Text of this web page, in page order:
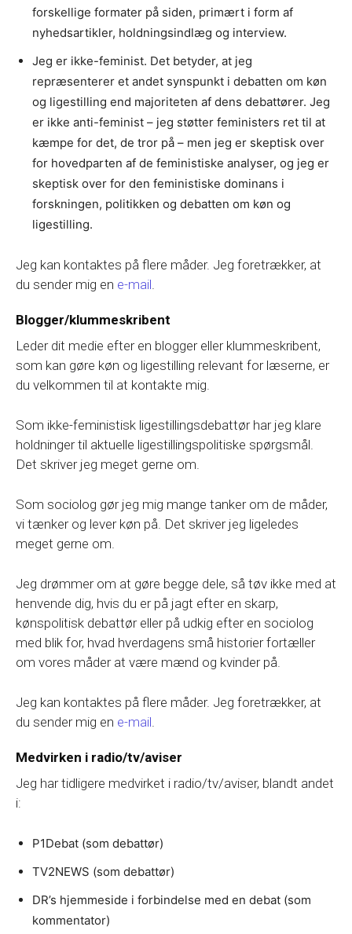
forskellige formater på siden, primært i form af
nyhedsartikler, holdningsindlæg og interview.
Jeg er ikke-feminist. Det betyder, at jeg
repræsenterer et andet synspunkt i debatten om køn
og ligestilling end majoriteten af dens debattører. Jeg
er ikke anti-feminist – jeg støtter feministers ret til at
kæmpe for det, de tror på – men jeg er skeptisk over
for hovedparten af de feministiske analyser, og jeg er
skeptisk over for den feministiske dominans i
forskningen, politikken og debatten om køn og
ligestilling.
Jeg kan kontaktes på flere måder. Jeg foretrækker, at
du sender mig en e-mail.
Blogger/klummeskribent
Leder dit medie efter en blogger eller klummeskribent,
som kan gøre køn og ligestilling relevant for læserne, er
du velkommen til at kontakte mig.
Som ikke-feministisk ligestillingsdebattør har jeg klare
holdninger til aktuelle ligestillingspolitiske spørgsmål.
Det skriver jeg meget gerne om.
Som sociolog gør jeg mig mange tanker om de måder,
vi tænker og lever køn på. Det skriver jeg ligeledes
meget gerne om.
Jeg drømmer om at gøre begge dele, så tøv ikke med at
henvende dig, hvis du er på jagt efter en skarp,
kønspolitisk debattør eller på udkig efter en sociolog
med blik for, hvad hverdagens små historier fortæller
om vores måder at være mænd og kvinder på.
Jeg kan kontaktes på flere måder. Jeg foretrækker, at
du sender mig en e-mail.
Medvirken i radio/tv/aviser
Jeg har tidligere medvirket i radio/tv/aviser, blandt andet
i:
P1Debat (som debattør)
TV2NEWS (som debattør)
DR’s hjemmeside i forbindelse med en debat (som
kommentator)